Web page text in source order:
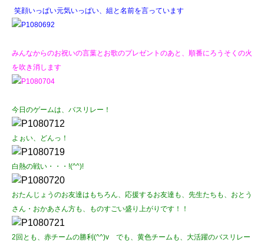
笑顔いっぱい元気いっぱい、組と名前を言っています
みんなからのお祝いの言葉とお歌のプレゼントのあと、順番にろうそくの火
を吹き消します
今日のゲームは、バスリレー！
よぉい、どんっ！
白熱の戦い・・・!(^^)!
おたんじょうのお友達はもちろん、応援するお友達も、先生たちも、おとう
さん・おかあさん方も、ものすごい盛り上がりです！！
2回とも、赤チームの勝利(^^)v でも、黄色チームも、大活躍のバスリレー